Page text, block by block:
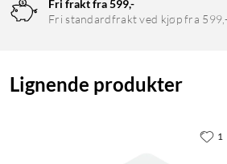
Fri frakt fra 599,-
Fri standardfrakt ved kjøp fra 599,-
Lignende produkter
1